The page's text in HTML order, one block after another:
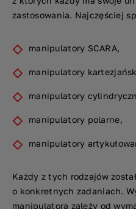
zastosowania. Najczęściej
manipulatory SCARA,
manipulatory
manipulatory
manipulatory polarne,
manipulatory
Każdy z tych rodzajów
o konkretnych zadaniach.
manipulatora zależy od